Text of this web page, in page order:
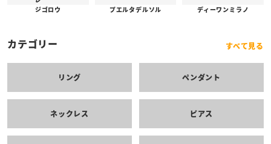
ジゴロウ プエルタデルソル ディーワンミラノ
カテゴリー すべて見る
リング ペンダント
ネックレス ピアス